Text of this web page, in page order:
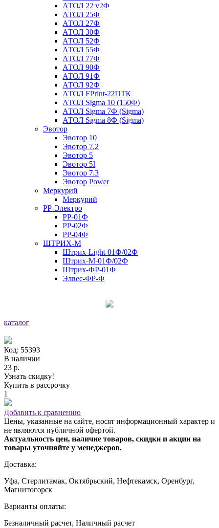
АТОЛ 22 v2Ф
АТОЛ 25Ф
АТОЛ 27Ф
АТОЛ 30Ф
АТОЛ 52Ф
АТОЛ 55Ф
АТОЛ 77Ф
АТОЛ 90Ф
АТОЛ 91Ф
АТОЛ 92Ф
АТОЛ FPrint-22ПТК
АТОЛ Sigma 10 (150Ф)
АТОЛ Sigma 7Ф (Sigma)
АТОЛ Sigma 8Ф (Sigma)
Эвотор
Эвотор 10
Эвотор 7.2
Эвотор 5
Эвотор 5I
Эвотор 7.3
Эвотор Power
Меркурий
Меркурий
РР-Электро
РР-01Ф
РР-02Ф
РР-04Ф
ШТРИХ-М
Штрих-Light-01Ф/02Ф
Штрих-М-01Ф/02Ф
Штрих-ФР-01Ф
Элвес-ФР-Ф
каталог
Код: 55393
В наличии
23 р.
Узнать скидку!
Купить в рассрочку
1
Добавить к сравнению
Цены, указанные на сайте, носят информационный характер и
не являются публичной офертой.
Актуальность цен, наличие товаров, скидки и акции на
товары уточняйте у менеджеров.
Доставка:
Уфа, Стерлитамак, Октябрьский, Нефтекамск, Оренбург,
Магнитогорск
Варианты оплаты:
Безналичный расчет, Наличный расчет